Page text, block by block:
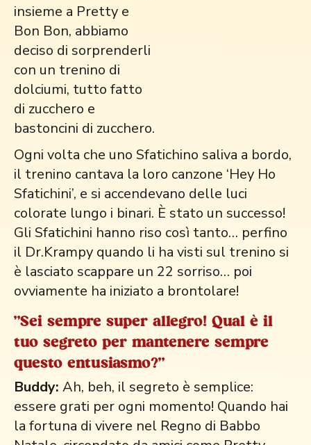
insieme a Pretty e
Bon Bon, abbiamo
deciso di sorprenderli
con un trenino di
dolciumi, tutto fatto
di zucchero e
bastoncini di zucchero.
Ogni volta che uno Sfatichino saliva a bordo,
il trenino cantava la loro canzone ‘Hey Ho
Sfatichini’, e si accendevano delle luci
colorate lungo i binari. È stato un successo!
Gli Sfatichini hanno riso così tanto… perfino
il Dr.Krampy quando li ha visti sul trenino si
è lasciato scappare un 22 sorriso… poi
ovviamente ha iniziato a brontolare!
"Sei sempre super allegro! Qual è il
tuo segreto per mantenere sempre
questo entusiasmo?"
Buddy: Ah, beh, il segreto è semplice:
essere grati per ogni momento! Quando hai
la fortuna di vivere nel Regno di Babbo